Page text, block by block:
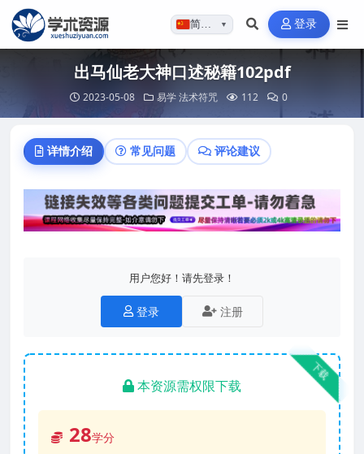
简体…▼ 登录
出马仙老大神口述秘籍102pdf
2023-05-08 易学法术符咒 112 0
详情介绍 常见问题 评论建议
用户您好！请先登录！
登录 注册
下载
本资源需权限下载
28学分